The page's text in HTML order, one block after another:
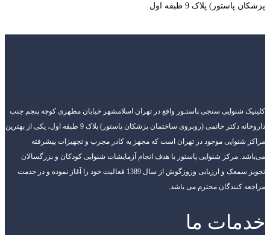
پزشکان پاستور) پلاک 9 طبقه اول
کلینیک شنوایی سنجی پاستـور واقع در تهران اسلامشهر خیابان مطهری کوچه پنجم جنب
داروخانه دکتر حاتمی (روبروی ساختمان پزشکان پاستور) پلاک 9 طبقه اول، یکی از بهترین
مراکز شنوایی موجود در تهران است که مجهز به کادر مجرب و تجهیزات پیشرفته
می‌باشد. مرکز شنوایی پاستور با هدف انجام آزمایشات شنوایی کودکان و بزرگسالان
تجویز سمعک و ارزیابی وزوزگوش از سال 1389 فعالیت خود را آغاز نموده و در خدمت
مراجعه کنندگان محترم می باشد.
خدمات ما